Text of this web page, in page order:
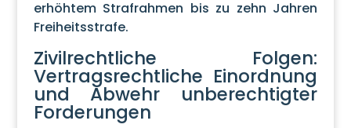
erhöhtem Strafrahmen bis zu zehn Jahren
Freiheitsstrafe.
Zivilrechtliche Folgen:
Vertragsrechtliche Einordnung
und Abwehr unberechtigter
Forderungen